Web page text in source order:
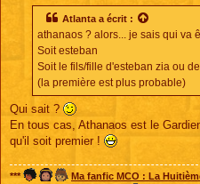
Atlanta a écrit :
athanaos ? alors... je sais qui va
Soit esteban
Soit le fils/fille d'esteban zia ou
(la première est plus probable)
Qui sait ?
En tous cas, Athanaos est le
qu'il soit premier !
*** Ma fanfic MCO : La